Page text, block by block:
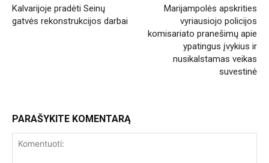
Kalvarijoje pradėti Seinų
gatvės rekonstrukcijos darbai
Marijampolės apskrities
vyriausiojo policijos
komisariato pranešimų apie
ypatingus įvykius ir
nusikalstamas veikas
suvestinė
PARAŠYKITE KOMENTARĄ